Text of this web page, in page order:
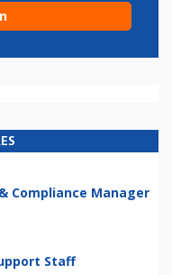
Compliance Manager
Staff